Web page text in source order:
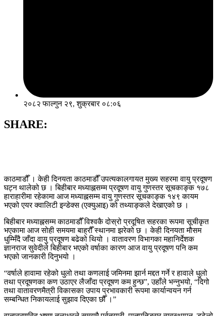
२०८२ फाल्गुन २९, शुक्रबार ०८:०६
SHARE:
काठमाडौँ । केही दिनयता काठमाडौँ उपत्यकालगायत मुख्य सहरमा वायु प्रदूषण
घट्न थालेको छ । बिहीबार मध्याह्नसम्म प्रदूषण वायु गुणस्तर सूचकाङ्क १७८
हाराहारीमा रहेकामा आज मध्याह्नसम्म वायु गुणस्तर सूचकाङ्क १४९ कायम
भएको एयर क्वालिटी इन्डेक्स (एक्युआइ) को तथ्याङ्कले देखाएको छ ।
बिहीबार मध्याह्नसम्म काठमाडौँ विश्वकै दोस्रो प्रदूषित सहरका रूपमा सूचीकृत
भएकामा आज सोही समयमा बाह्रौँ स्थानमा झरेको छ । केही दिनयता मौसम
धुम्मिँदै जाँदा वायु प्रदूषण बढेको थियो । वातावरण विभागका महानिर्देशक
ज्ञानराज सुवेदीले बिहीबार भएको वर्षाका कारण आज वायु प्रदूषण पनि कम
भएको जानकारी दिनुभयो ।
“वर्षाले हावामा रहेको धुलो तथा कणलाई जमिनमा झार्न मद्दत गर्ने र हावाले धुलो
तथा प्रदूषणका कण उठाएर लैजाँदा प्रदूषण कम हुन्छ”, उहाँले भन्नुभयो, “दिगो
तथा वातावरणमैत्री विकासका उपाय प्रभावकारी रूपमा कार्यान्वयन गर्न
सम्बन्धित निकायलाई सुझाव दिएका छौँ ।”